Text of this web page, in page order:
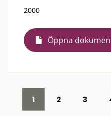
2000
Öppna
1 2 3